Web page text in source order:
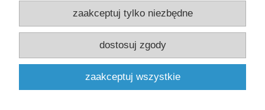
Pomoc
Moje konto
Informacje
zaakceptuj tylko niezbędne
dostosuj zgody
zaakceptuj wszystkie